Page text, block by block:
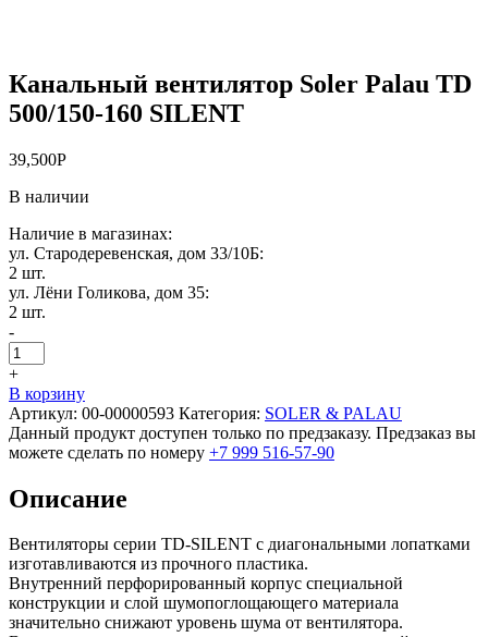
Канальный вентилятор Soler Palau TD
500/150-160 SILENT
39,500Р
В наличии
Наличие в магазинах:
ул. Стародеревенская, дом 33/10Б:
2 шт.
ул. Лёни Голикова, дом 35:
2 шт.
-
+
В корзину
Артикул: 00-00000593 Категория: SOLER & PALAU
Данный продукт доступен только по предзаказу. Предзаказ вы
можете сделать по номеру +7 999 516-57-90
Описание
Вентиляторы серии TD-SILENT с диагональными лопатками
изготавливаются из прочного пластика.
Внутренний перфорированный корпус специальной
конструкции и слой шумопоглощающего материала
значительно снижают уровень шума от вентилятора.